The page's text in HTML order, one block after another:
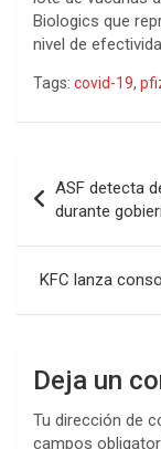
Biologics que
nivel de
Tags: covid-19,
de
entradas
ASF detecta
durante
KFC lanza
Deja un
Tu dirección de
campos